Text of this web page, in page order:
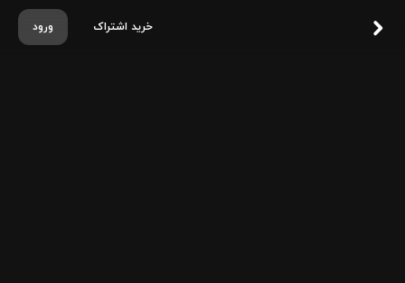
ورود خرید اشتراک